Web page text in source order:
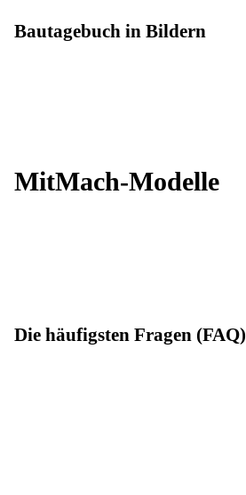
Bautagebuch in Bildern
MitMach-Modelle
Die häufigsten Fragen (FAQ)